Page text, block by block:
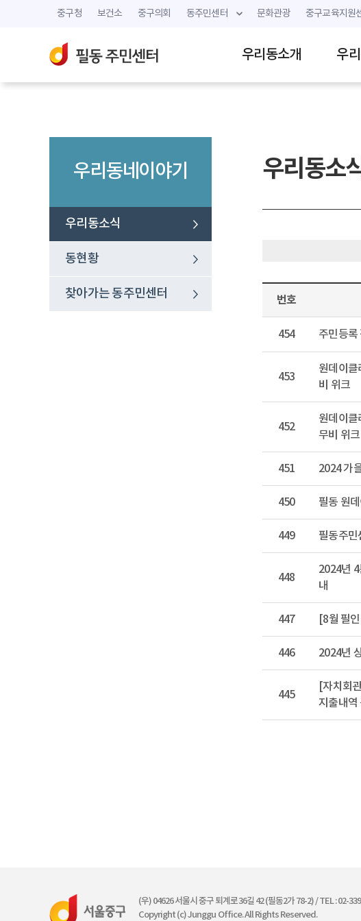
중구청 보건소 중구의회 동주민센터 문화관광 중구교육지원
우리동소개 우
우리동네이야기
우리동소식
동현황
찾아가는 동주민센터
우리동소
번호
454 주민등록
453
원데이
비 위크
452
원데이
무비 위크
451 2024 가
450 필동 원
449 필동주민
448
2024년
내
447 [8월 필
446 2024년
445
[자치회
지출내역
(우) 04626 서울시 중구 퇴계로36길 42 (필동2가 78-2) / TEL : 02-
Copyright (c) Junggu Office. All Rights Reserved.